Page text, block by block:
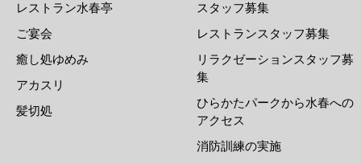
レストラン水春亭
ご宴会
癒し処ゆめみ
アカスリ
髪切処
スタッフ募集
レストランスタッフ募集
リラクゼーションスタッフ募
集
ひらかたパークから水春への
アクセス
消防訓練の実施